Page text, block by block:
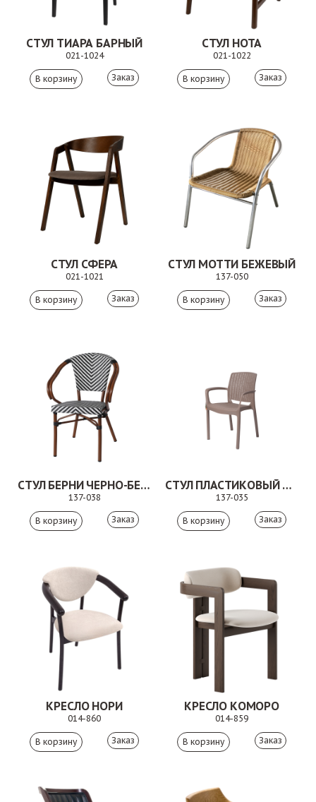
СТУЛ ТИАРА БАРНЫЙ
021-1024
Заказ
СТУЛ НОТА
021-1022
Заказ
СТУЛ СФЕРА
021-1021
Заказ
СТУЛ МОТТИ БЕЖЕВЫЙ
137-050
Заказ
СТУЛ БЕРНИ ЧЕРНО-БЕЛЫЙ
137-038
Заказ
СТУЛ ПЛАСТИКОВЫЙ МИЛОН БЕЖЕВЫЙ
137-035
Заказ
КРЕСЛО НОРИ
014-860
Заказ
КРЕСЛО КОМОРО
014-859
Заказ